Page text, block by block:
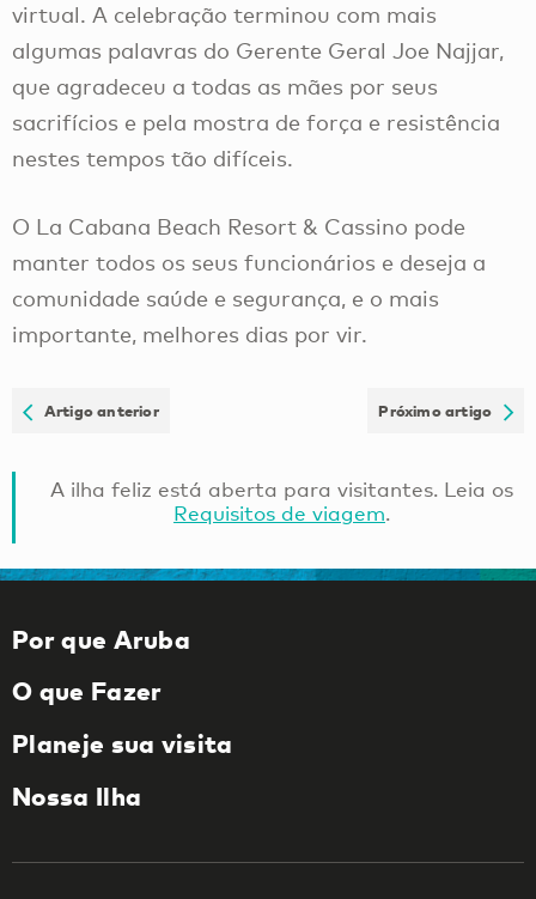
virtual. A celebração terminou com mais
algumas palavras do Gerente Geral Joe Najjar,
que agradeceu a todas as mães por seus
sacrifícios e pela mostra de força e resistência
nestes tempos tão difíceis.
O La Cabana Beach Resort & Cassino pode
manter todos os seus funcionários e deseja a
comunidade saúde e segurança, e o mais
importante, melhores dias por vir.
Artigo anterior Próximo artigo
A ilha feliz está aberta para visitantes. Leia os
Requisitos de viagem.
Por que Aruba
O que Fazer
Planeje sua visita
Nossa Ilha